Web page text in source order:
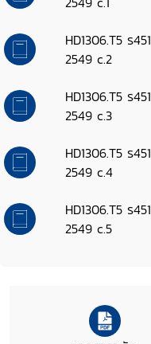
HD1306.T5 ร451
2549 c.2
HD1306.T5 ร451
2549 c.3
HD1306.T5 ร451
2549 c.4
HD1306.T5 ร451
2549 c.5